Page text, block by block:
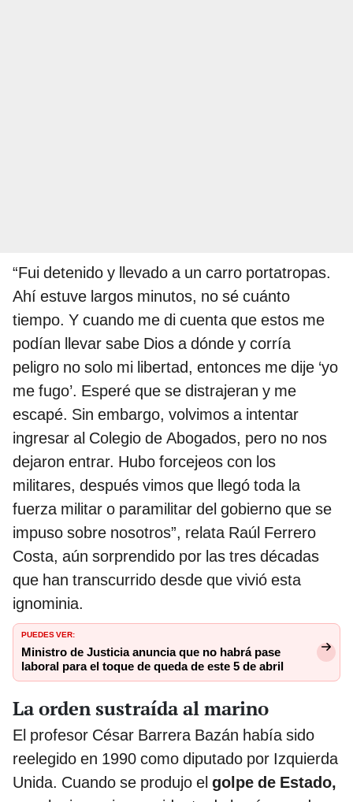
“Fui detenido y llevado a un carro portatropas.
Ahí estuve largos minutos, no sé cuánto
tiempo. Y cuando me di cuenta que estos me
podían llevar sabe Dios a dónde y corría
peligro no solo mi libertad, entonces me dije ‘yo
me fugo’. Esperé que se distrajeran y me
escapé. Sin embargo, volvimos a intentar
ingresar al Colegio de Abogados, pero no nos
dejaron entrar. Hubo forcejeos con los
militares, después vimos que llegó toda la
fuerza militar o paramilitar del gobierno que se
impuso sobre nosotros”, relata Raúl Ferrero
Costa, aún sorprendido por las tres décadas
que han transcurrido desde que vivió esta
ignominia.
PUEDES VER:
Ministro de Justicia anuncia que no habrá pase
laboral para el toque de queda de este 5 de abril
La orden sustraída al marino
El profesor César Barrera Bazán había sido
reelegido en 1990 como diputado por Izquierda
Unida. Cuando se produjo el golpe de Estado,